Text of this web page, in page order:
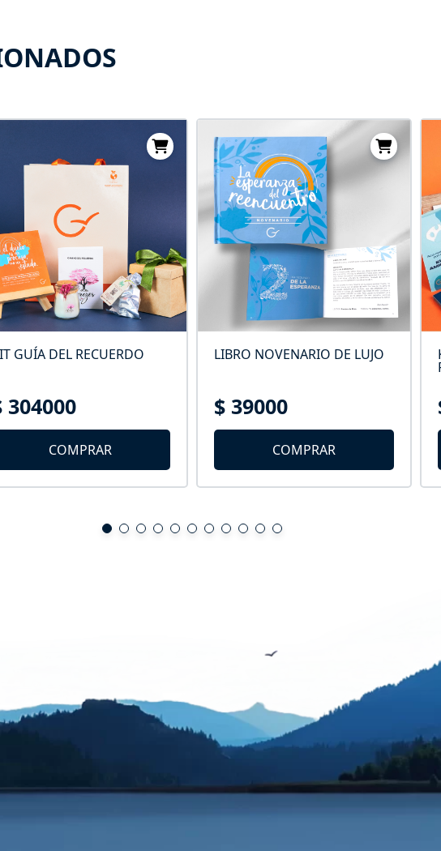
GUÍA DEL RECUERDO
304000
COMPRAR
LIBRO NOVENARIO DE LUJO
$ 39000
COMPRAR